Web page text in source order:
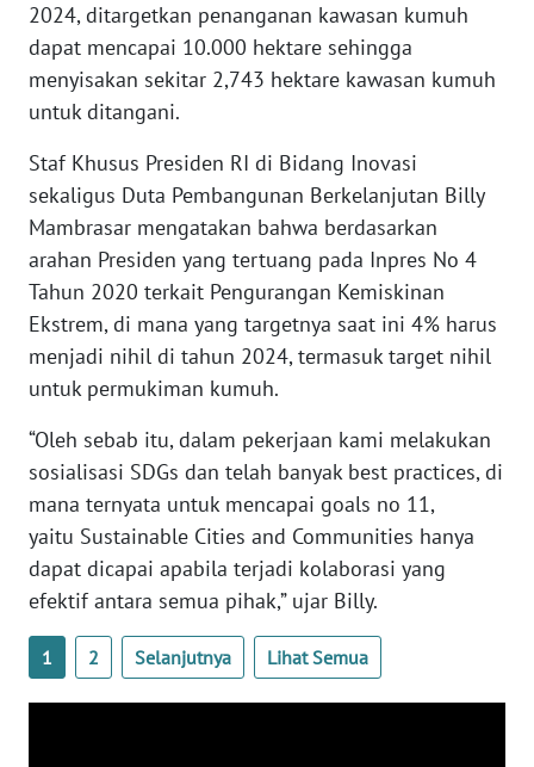
2024, ditargetkan penanganan kawasan kumuh
dapat mencapai 10.000 hektare sehingga
menyisakan sekitar 2,743 hektare kawasan kumuh
untuk ditangani.
Staf Khusus Presiden RI di Bidang Inovasi
sekaligus Duta Pembangunan Berkelanjutan Billy
Mambrasar mengatakan bahwa berdasarkan
arahan Presiden yang tertuang pada Inpres No 4
Tahun 2020 terkait Pengurangan Kemiskinan
Ekstrem, di mana yang targetnya saat ini 4% harus
menjadi nihil di tahun 2024, termasuk target nihil
untuk permukiman kumuh.
“Oleh sebab itu, dalam pekerjaan kami melakukan
sosialisasi SDGs dan telah banyak best practices, di
mana ternyata untuk mencapai goals no 11,
yaitu Sustainable Cities and Communities hanya
dapat dicapai apabila terjadi kolaborasi yang
efektif antara semua pihak,” ujar Billy.
1 2 Selanjutnya Lihat Semua
REDAKSI
KARIR
News
Regional
WN
SUMUT
WN
JAKARTA
WN
BANTEN
WN